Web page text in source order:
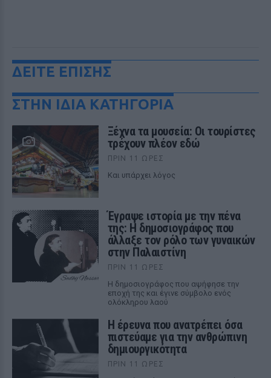
ΔΕΙΤΕ ΕΠΙΣΗΣ
ΣΤΗΝ ΙΔΙΑ ΚΑΤΗΓΟΡΙΑ
Ξέχνα τα μουσεία: Οι τουρίστες
τρέχουν πλέον εδώ
ΠΡΙΝ 11 ΏΡΕΣ
Και υπάρχει λόγος
Έγραψε ιστορία με την πένα
της: Η δημοσιογράφος που
άλλαξε τον ρόλο των γυναικών
στην Παλαιστίνη
ΠΡΙΝ 11 ΏΡΕΣ
Η δημοσιογράφος που αψήφησε την
εποχή της και έγινε σύμβολο ενός
ολόκληρου λαού
Η έρευνα που ανατρέπει όσα
πιστεύαμε για την ανθρώπινη
δημιουργικότητα
ΠΡΙΝ 11 ΏΡΕΣ